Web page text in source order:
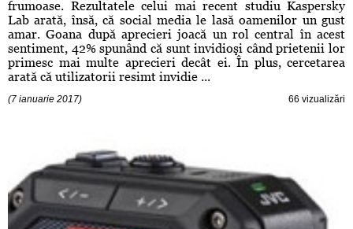
frumoase. Rezultatele celui mai recent studiu Kaspersky
Lab arată, însă, că social media le lasă oamenilor un gust
amar. Goana după aprecieri joacă un rol central în acest
sentiment, 42% spunând că sunt invidioşi când prietenii lor
primesc mai multe aprecieri decât ei. În plus, cercetarea
arată că utilizatorii resimt invidie ...
(7 ianuarie 2017) 66 vizualizări